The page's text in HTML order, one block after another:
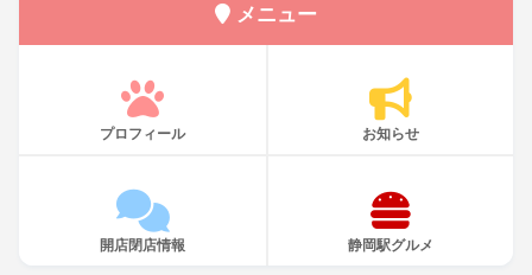
メニュー
プロフィール お知らせ
開店閉店情報 静岡駅グルメ